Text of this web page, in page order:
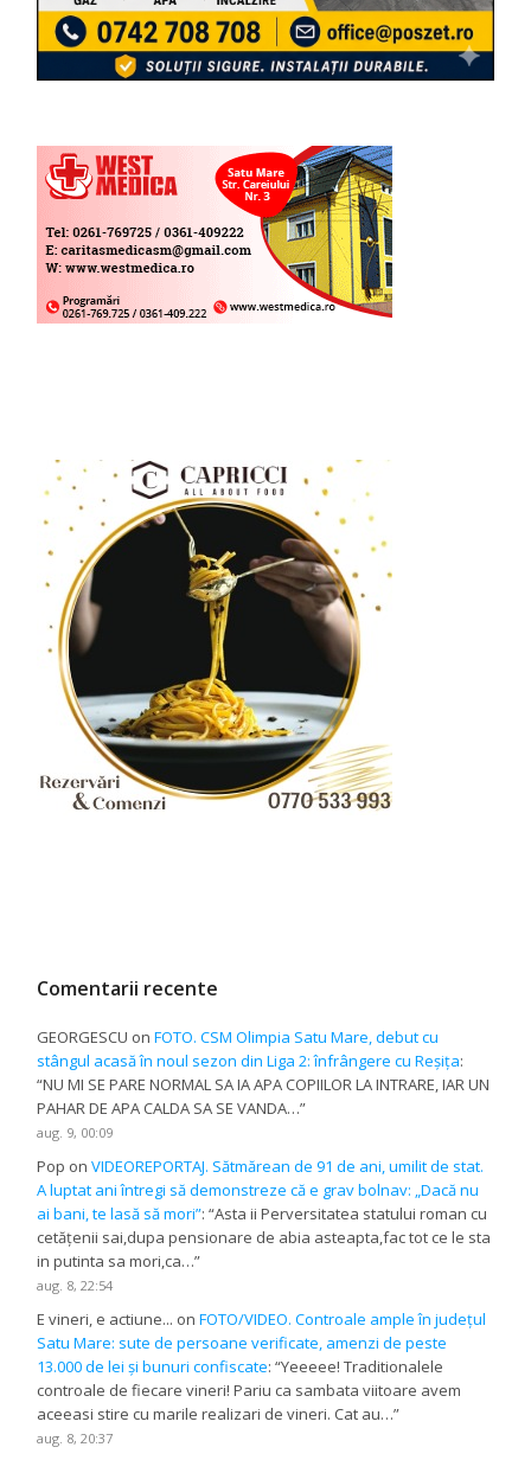
Comentarii recente
GEORGESCU onFOTO. CSM Olimpia Satu Mare, debut cu
stângul acasă în noul sezon din Liga 2: înfrângere cu Reșița:
“NU MI SE PARE NORMAL SA IA APA COPIILOR LA INTRARE, IAR UN
PAHAR DE APA CALDA SA SE VANDA…”
aug. 9, 00:09
Pop onVIDEOREPORTAJ. Sătmărean de 91 de ani, umilit de stat.
A luptat ani întregi să demonstreze că e grav bolnav: „Dacă nu
ai bani, te lasă să mori”: “Asta ii Perversitatea statului roman cu
cetățenii sai,dupa pensionare de abia asteapta,fac tot ce le sta
in putinta sa mori,ca…”
aug. 8, 22:54
E vineri, e actiune... onFOTO/VIDEO. Controale ample în județul
Satu Mare: sute de persoane verificate, amenzi de peste
13.000 de lei și bunuri confiscate: “Yeeeee! Traditionalele
controale de fiecare vineri! Pariu ca sambata viitoare avem
aceeasi stire cu marile realizari de vineri. Cat au…”
aug. 8, 20:37